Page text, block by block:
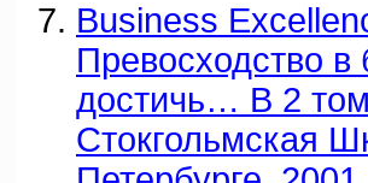
Business
Превосходство в
достичь… В 2
Стокгольмская